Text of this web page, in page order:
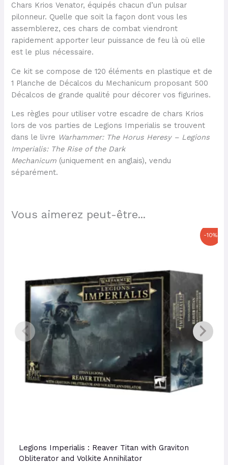
Chars Krios Venator, équipés chacun d’un pulsar
pilonneur. Quelle que soit la façon dont vous les
assemblerez, ces chars de combat viendront
rapidement apporter leur puissance de feu là où elle
est le plus nécessaire.
Ce kit se compose de 120 éléments en plastique et de
1 Planche de Décalcos du Mechanicum proposant 500
Décalcos de grande qualité pour décorer vos figurines.
Les règles pour utiliser votre escadre de chars Krios
lors de vos parties de Legions Imperialis se trouvent
dans le livre Warhammer: The Horus Heresy – Legions
Imperialis: The Rise of the Dark
Mechanicum (uniquement en anglais), vendu
séparément.
Vous aimerez peut-être...
-10%
Legions Imperialis : Reaver Titan with Graviton
Obliterator and Volkite Annihilator